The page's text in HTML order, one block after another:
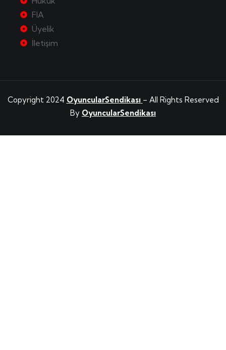
FIA
Üyelik
İletişim
Copyright 2024 OyuncularSendikası – All Rights Reserved
By OyuncularSendikası